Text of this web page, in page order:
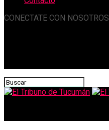
CONECTATE CON NOSOTROS